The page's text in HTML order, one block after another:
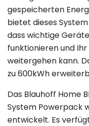
gespeicherten
bietet dieses
dass wichtige
funktionieren und
weitergehen kann.
zu 600kWh
Das Blauhoff Home
System Powerpack
entwickelt. Es